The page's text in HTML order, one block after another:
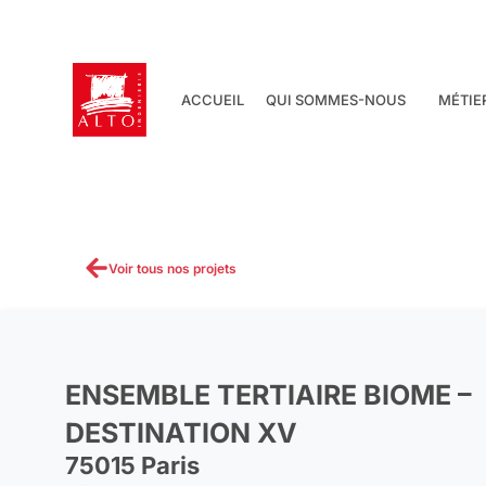
ACCUEIL QUI SOMMES-NOUS
Voir tous nos projets
ENSEMBLE TERTIAIRE BIOME –
DESTINATION XV
75015 Paris